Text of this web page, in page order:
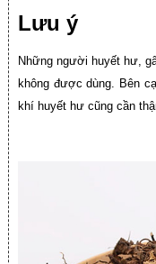
Lưu ý
Những người huyết hư,
không được dùng. Bên
khí huyết hư cũng cần